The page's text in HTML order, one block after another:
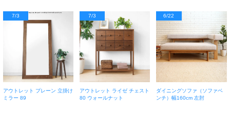
7/3
アウトレット プレーン 立掛け
ミラー 89
7/3
アウトレット ライゼ チェスト
80 ウォールナット
6/22
ダイニングソファ（ソファベ
ンチ）幅160cm 左肘